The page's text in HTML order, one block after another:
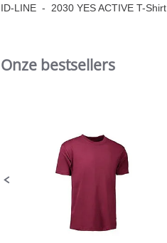
ID-LINE - 2030 YES ACTIVE T-Shirt
Slideshow
Onze bestsellers